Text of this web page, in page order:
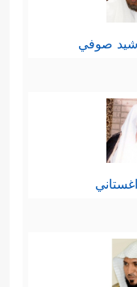
صوفي